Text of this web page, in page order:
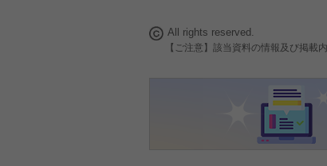
All rights reserved.
【ご注意】該当資料の情報及び掲載